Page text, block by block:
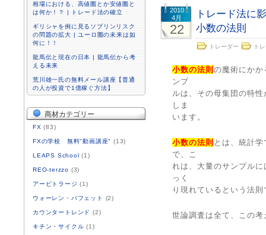
2010
4月
22
トレード法に
小数の法則
トレーダー ト
小数の法則 の魔術にかか
ンプ
ルは、その母集団の特
しま
います。
小数の法則 とは、統計
で、こ
れは、大量のサンプル
っく
り現れているという法則
世論調査は全て、この
相場における、高値圏とか安値圏と
は何か！？ | トレード法の確立
ギリシャを例に見るソブリンリスク
の問題の拡大 | ユーロ圏の未来は如
何に！！
龍馬伝と現在の日本 | 龍馬伝から考
える未来
荒川雄一氏の無料メール講座【普通
の人が投資で1億稼ぐ方法】
商材カテゴリー
FX (83)
FXの学校 無料"動画講座" (13)
LEAPS School (1)
REO-terzzo (3)
アービトラージ (1)
ウォーレン・バフェット (2)
カウンタートレンド (2)
キチン・サイクル (1)